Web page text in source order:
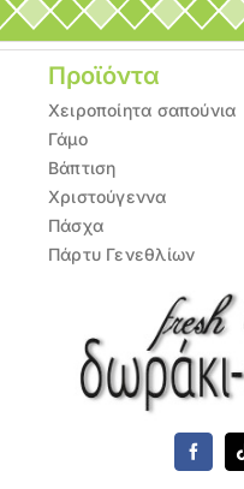
Προϊόντα
Χειροποίητα σαπούνια
Γάμο
Βάπτιση
Χριστούγεννα
Πάσχα
Πάρτυ Γενεθλίων